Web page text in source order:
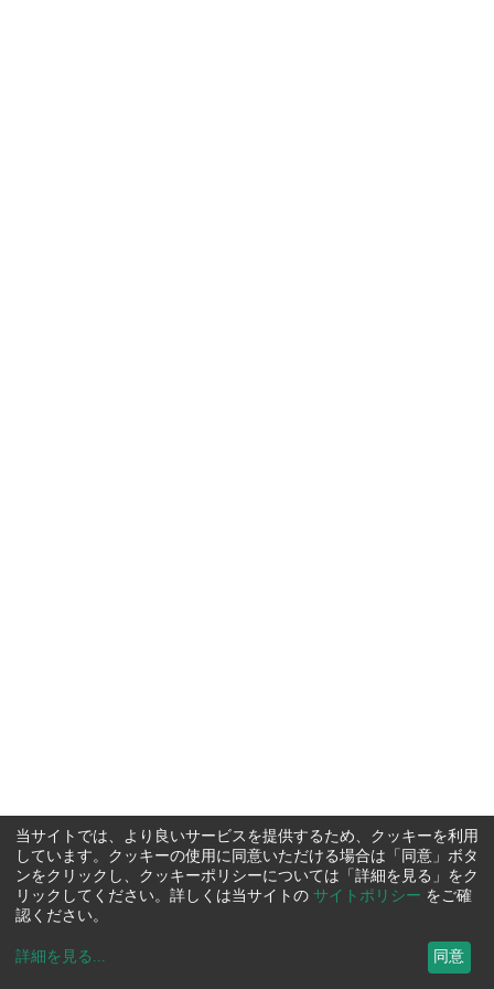
当サイトでは、より良いサービスを提供するため、クッキーを利用
しています。クッキーの使用に同意いただける場合は「同意」ボタ
ンをクリックし、クッキーポリシーについては「詳細を見る」をク
リックしてください。詳しくは当サイトの サイトポリシー をご確
認ください。
詳細を見る ... 同意